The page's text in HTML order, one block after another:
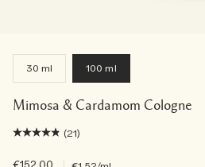
30 ml 100 ml
Mimosa & Cardamom Cologne
(21)